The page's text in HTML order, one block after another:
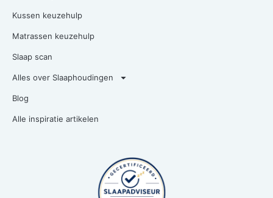
Kussen keuzehulp
Matrassen keuzehulp
Slaap scan
Alles over Slaaphoudingen
Blog
Alle inspiratie artikelen